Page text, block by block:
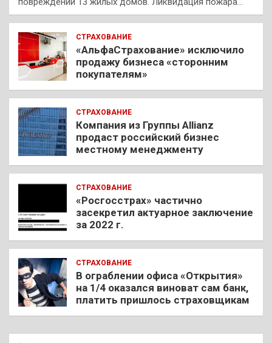
СТРАХОВАНИЕ
«АльфаСтрахование» исключило
продажу бизнеса «сторонним
покупателям»
СТРАХОВАНИЕ
Компания из Группы Allianz
продаст российский бизнес
местному менеджменту
СТРАХОВАНИЕ
«Росгосстрах» частично
засекретил актуарное заключение
за 2022 г.
СТРАХОВАНИЕ
В ограблении офиса «Открытия»
на 1/4 оказался виноват сам банк,
платить пришлось страховщикам